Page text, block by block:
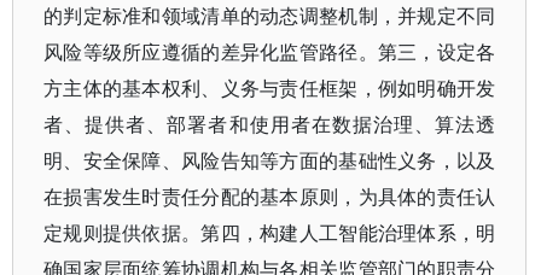
的判定标准和领域清单的动态调整机制，并规定不同
风险等级所应遵循的差异化监管路径。第三，设定各
方主体的基本权利、义务与责任框架，例如明确开发
者、提供者、部署者和使用者在数据治理、算法透
明、安全保障、风险告知等方面的基础性义务，以及
在损害发生时责任分配的基本原则，为具体的责任认
定规则提供依据。第四，构建人工智能治理体系，明
确国家层面统筹协调机构与各相关监管部门的职责分